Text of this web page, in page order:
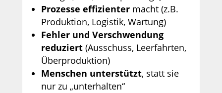
Prozesse effizientermacht (z.B.
Produktion, Logistik, Wartung)
Fehler und Verschwendung
reduziert(Ausschuss, Leerfahrten,
Überproduktion)
Menschen unterstützt, statt sie
nur zu „unterhalten“